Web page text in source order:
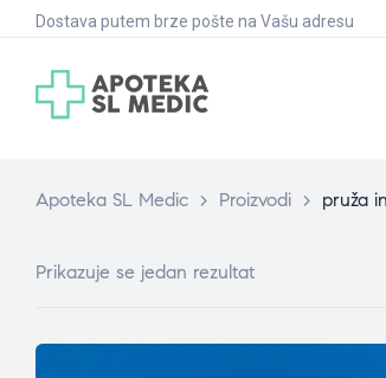
Dostava putem brze pošte na Vašu adresu
Apoteka SL Medic > Proizvodi > pruža
Prikazuje se jedan rezultat